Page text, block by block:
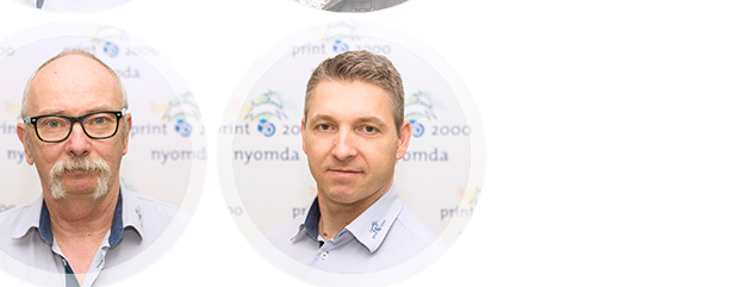
Kerekes Sándor
Kötészeti és
Logisztikai vezető
+36 30 218 20 14
Mészáros Roland
Pre-press vezető
+36 30 218 20 13